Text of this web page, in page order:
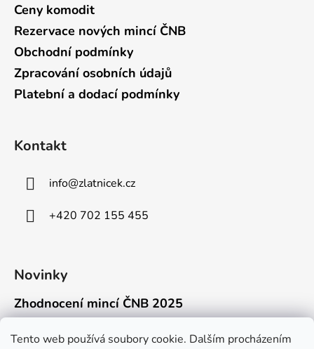
Tento web používá soubory cookie. Dalším procházením
Ceny komodit
Rezervace nových mincí ČNB
Obchodní podmínky
Zpracování osobních údajů
Platební a dodací podmínky
Kontakt
info@zlatnicek.cz
+420 702 155 455
Novinky
Zhodnocení mincí ČNB 2025
Připravili jsme pro vás jednoduchý a př...